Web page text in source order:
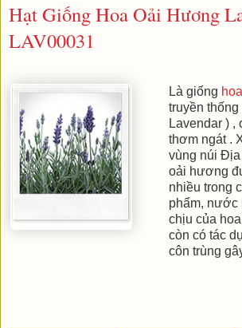
Hạt Giống Hoa Oải Hương
LAV00031
Là giống
truyền thống
Lavendar ) ,
thơm ngát .
vùng núi Địa
oải hương
nhiều trong
phẩm, nước
chịu của
còn có tác
côn trùng